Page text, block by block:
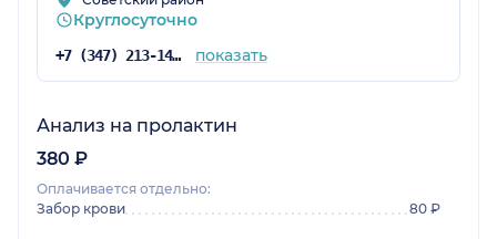
Круглосуточно
+7 (347) 213-14-25 показать
Анализ на пролактин
380 ₽
Оплачивается отдельно:
Забор крови
80 ₽